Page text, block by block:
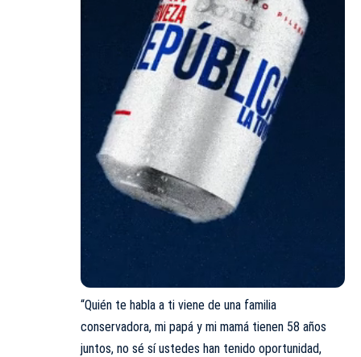
“Quién te habla a ti viene de una familia
conservadora, mi papá y mi mamá tienen 58 años
juntos, no sé sí ustedes han tenido oportunidad,